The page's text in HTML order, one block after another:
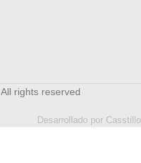
. All rights reserved
Desarrollado por Casstillo